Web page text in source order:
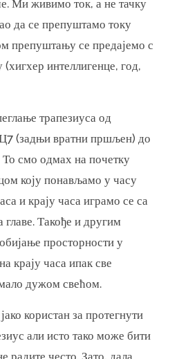
Ми живимо ток, а не тачку
да се препуштамо току
препуштању се предајемо с
интеллигенце, год,
трапезиуса од
(задњи вратни пршљен) до
смо одмах на почетку
коју понављамо у часу
и крају часа играмо се са
главе. Такође и другим
просторности у
крају часа ипак све
дужом свећом.
користан за протегнути
али исто тако може бити
радите често. Зато, дала